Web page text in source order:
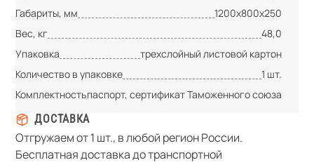
Габариты, мм
1200х800х250
Вес, кг
48,0
Упаковка
трехслойный листовой картон
Количество в упаковке
1 шт.
Комплектностьпаспорт, сертификат Таможенного союза
ДОСТАВКА
Отгружаем от 1 шт., в любой регион России.
Бесплатная доставка до транспортной